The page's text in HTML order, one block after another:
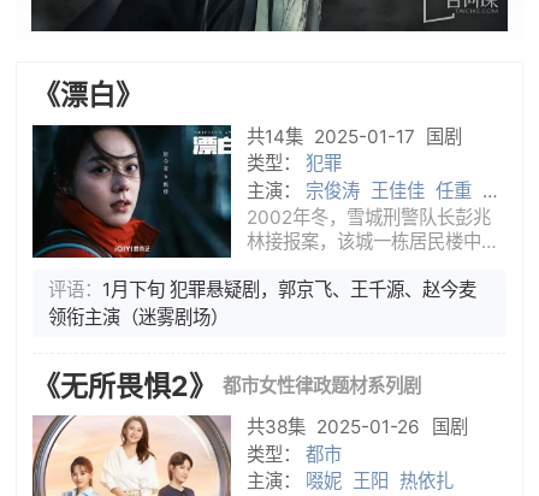
《漂白》
共14集 2025-01-17
国剧
类型： 犯罪
主演： 宗俊涛 王佳佳 任重 赵
今麦 王千源 郭京飞
2002年冬，雪城刑警队长彭兆
林接报案，该城一栋居民楼中发
后，掌握了以邓立钢为首的四名
2004年初，
评语： 1月下旬 犯罪悬疑剧，郭京飞、王千源、赵今麦
领衔主演（迷雾剧场）
《无所畏惧2》
都市女性律政题材系列剧
共38集 2025-01-26
国剧
类型： 都市
主演： 啜妮 王阳
热依扎